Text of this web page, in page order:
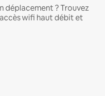
déplacement ? Trouvez
wifi haut débit et